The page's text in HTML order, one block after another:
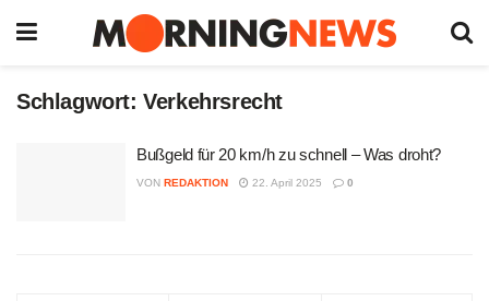
Schlagwort:Verkehrsrecht
Bußgeld für 20 km/h zu schnell – Was droht?
VON REDAKTION 22. April 2025 0